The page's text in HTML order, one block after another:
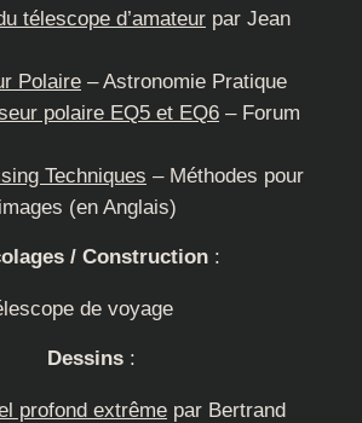
télescope d’amateur par Jean
Polaire – Astronomie Pratique
polaire EQ5 et EQ6 – Forum
Techniques – Méthodes pour
(en Anglais)
/ Construction :
de voyage
Dessins:
profond extrême par Bertrand